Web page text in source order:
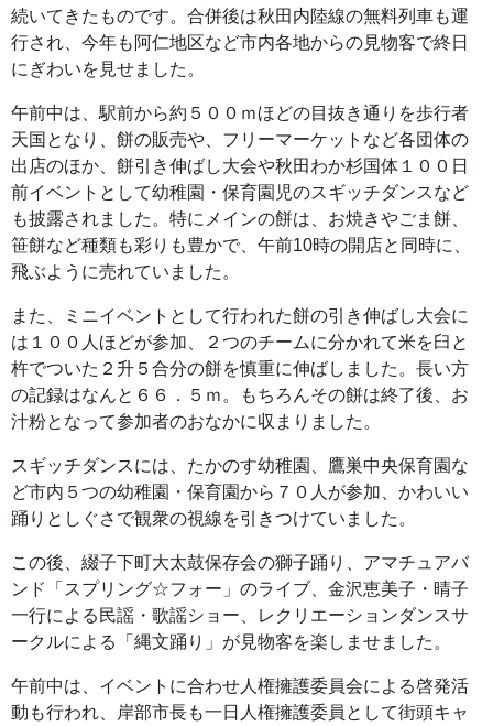
続いてきたものです。合併後は秋田内陸線の無料列車も運
行され、今年も阿仁地区など市内各地からの見物客で終日
にぎわいを見せました。
午前中は、駅前から約５００ｍほどの目抜き通りを歩行者
天国となり、餅の販売や、フリーマーケットなど各団体の
出店のほか、餅引き伸ばし大会や秋田わか杉国体１００日
前イベントとして幼稚園・保育園児のスギッチダンスなど
も披露されました。特にメインの餅は、お焼きやごま餅、
笹餅など種類も彩りも豊かで、午前10時の開店と同時に、
飛ぶように売れていました。
また、ミニイベントとして行われた餅の引き伸ばし大会に
は１００人ほどが参加、２つのチームに分かれて米を臼と
杵でついた２升５合分の餅を慎重に伸ばしました。長い方
の記録はなんと６６．５ｍ。もちろんその餅は終了後、お
汁粉となって参加者のおなかに収まりました。
スギッチダンスには、たかのす幼稚園、鷹巣中央保育園な
ど市内５つの幼稚園・保育園から７０人が参加、かわいい
踊りとしぐさで観衆の視線を引きつけていました。
この後、綴子下町大太鼓保存会の獅子踊り、アマチュアバ
ンド「スプリング☆フォー」のライブ、金沢恵美子・晴子
一行による民謡・歌謡ショー、レクリエーションダンスサ
ークルによる「縄文踊り」が見物客を楽しませました。
午前中は、イベントに合わせ人権擁護委員会による啓発活
動も行われ、岸部市長も一日人権擁護委員として街頭キャ